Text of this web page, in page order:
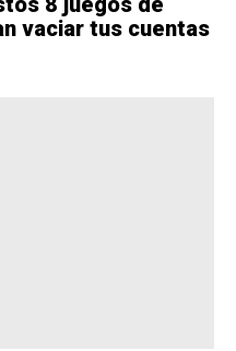
vaciar tus cuentas